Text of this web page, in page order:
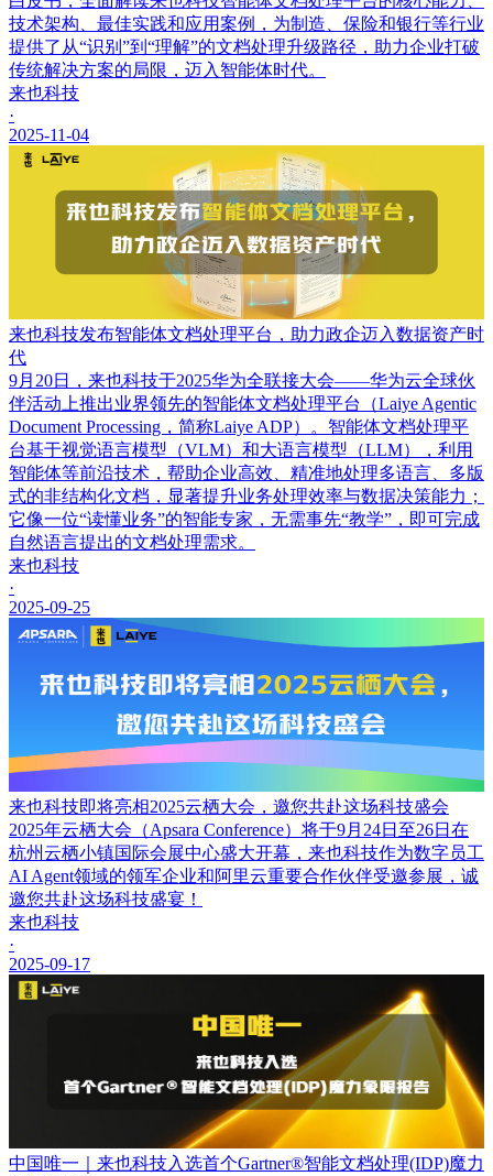
技术架构、最佳实践和应用案例，为制造、保险和银行等行业
提供了从“识别”到“理解”的文档处理升级路径，助力企业打破
传统解决方案的局限，迈入智能体时代。
来也科技
·
2025-11-04
来也科技发布智能体文档处理平台，助力政企迈入数据资产时
代
9月20日，来也科技于2025华为全联接大会——华为云全球伙
伴活动上推出业界领先的智能体文档处理平台（Laiye Agentic
Document Processing，简称Laiye ADP）。智能体文档处理平
台基于视觉语言模型（VLM）和大语言模型（LLM），利用
智能体等前沿技术，帮助企业高效、精准地处理多语言、多版
式的非结构化文档，显著提升业务处理效率与数据决策能力；
它像一位“读懂业务”的智能专家，无需事先“教学”，即可完成
自然语言提出的文档处理需求。
来也科技
·
2025-09-25
来也科技即将亮相2025云栖大会，邀您共赴这场科技盛会
2025年云栖大会（Apsara Conference）将于9月24日至26日在
杭州云栖小镇国际会展中心盛大开幕，来也科技作为数字员工
AI Agent领域的领军企业和阿里云重要合作伙伴受邀参展，诚
邀您共赴这场科技盛宴！
来也科技
·
2025-09-17
中国唯一｜来也科技入选首个Gartner®智能文档处理(IDP)魔力